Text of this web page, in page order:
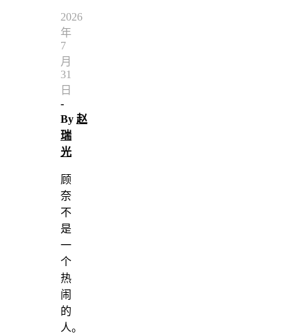
2026
年
7
月
31
日
-
By 赵
瑞
光
顾
奈
不
是
一
个
热
闹
的
人。